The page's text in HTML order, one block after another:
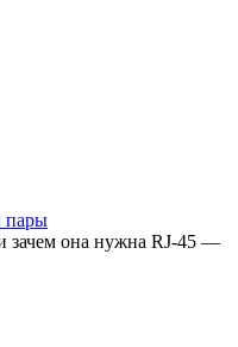
пары
зачем она нужна RJ-45 —